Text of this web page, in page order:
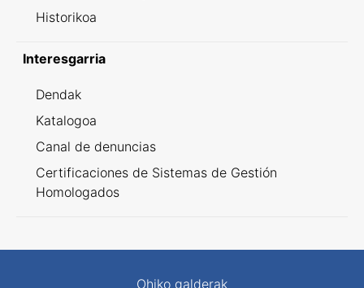
Historikoa
Interesgarria
Dendak
Katalogoa
Canal de denuncias
Certificaciones de Sistemas de Gestión
Homologados
Ohiko galderak